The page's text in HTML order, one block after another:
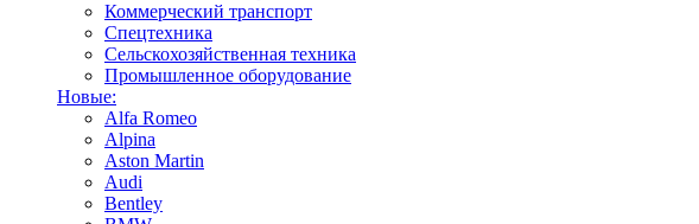
Коммерческий транспорт
Спецтехника
Сельскохозяйственная техника
Промышленное оборудование
Новые:
Alfa Romeo
Alpina
Aston Martin
Audi
Bentley